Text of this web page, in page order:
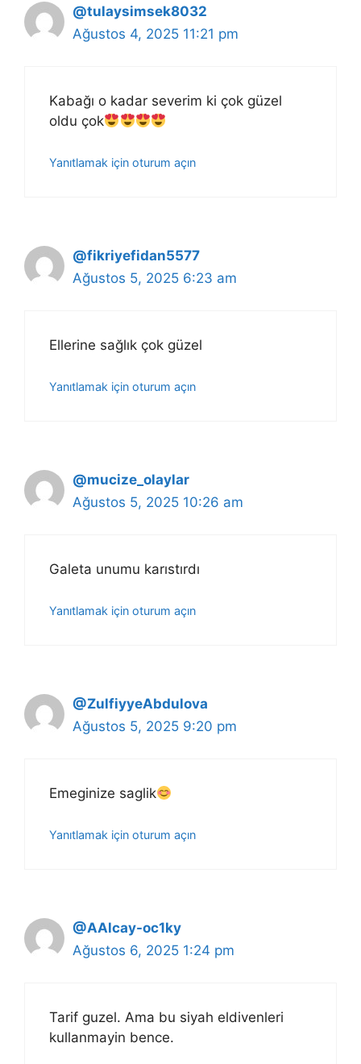
@tulaysimsek8032
Ağustos 4, 2025 11:21 pm
Kabağı o kadar severim ki çok güzel
oldu çok
Yanıtlamak için oturum açın
@fikriyefidan5577
Ağustos 5, 2025 6:23 am
Ellerine sağlık çok güzel
Yanıtlamak için oturum açın
@mucize_olaylar
Ağustos 5, 2025 10:26 am
Galeta unumu karıstırdı
Yanıtlamak için oturum açın
@ZulfiyyeAbdulova
Ağustos 5, 2025 9:20 pm
Emeginize saglik
Yanıtlamak için oturum açın
@AAlcay-oc1ky
Ağustos 6, 2025 1:24 pm
Tarif guzel. Ama bu siyah eldivenleri
kullanmayin bence.